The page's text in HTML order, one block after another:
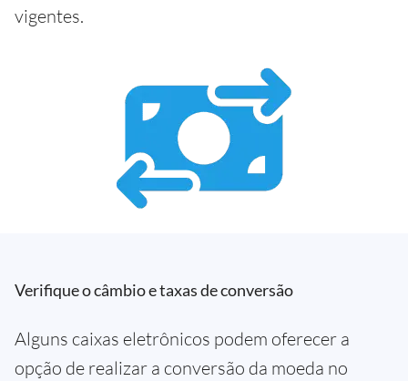
vigentes.
Verifique o câmbio e taxas de conversão
Alguns caixas eletrônicos podem oferecer a
opção de realizar a conversão da moeda no